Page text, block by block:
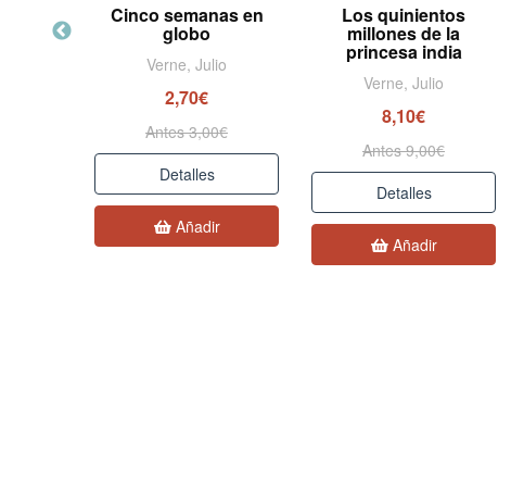
Cinco semanas en
globo
Verne, Julio
2,70€
Antes 3,00€
Detalles
Añadir
Los quinientos
millones de la
princesa india
Verne, Julio
8,10€
Antes 9,00€
Detalles
Añadir